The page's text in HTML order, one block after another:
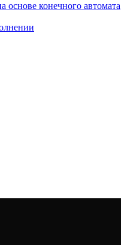
конечного автомата